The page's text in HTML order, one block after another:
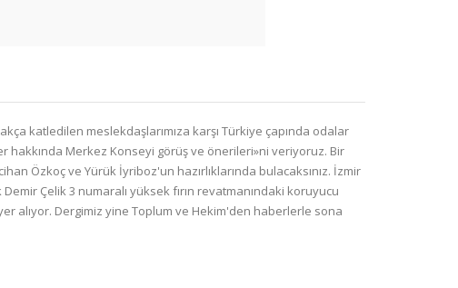
katledilen meslekdaşlarımıza karşı Türkiye çapında odalar
hakkında Merkez Konseyi görüş ve önerileri»ni veriyoruz. Bir
Özkoç ve Yürük İyriboz'un hazırlıklarında bulacaksınız. İzmir
Çelik 3 numaralı yüksek fırın revatmanındaki koruyucu
alıyor. Dergimiz yine Toplum ve Hekim'den haberlerle sona